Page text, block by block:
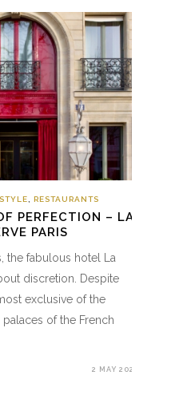
RESTAURANTS
PERFECTION – LA
PARIS
the fabulous hotel La
discretion. Despite
exclusive of the
palaces of the French
2 MAY 2020